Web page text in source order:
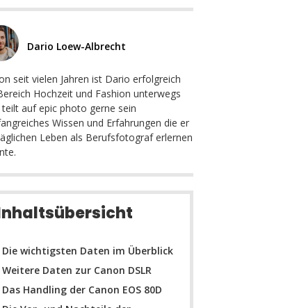
Dario Loew-Albrecht
seit vielen Jahren ist Dario erfolgreich
Hochzeit und Fashion unterwegs
teilt auf epic photo gerne sein
Wissen und Erfahrungen die er
Leben als Berufsfotograf erlernen
Die wichtigsten Daten im Überblick
Weitere Daten zur Canon DSLR
Das Handling der Canon EOS 80D